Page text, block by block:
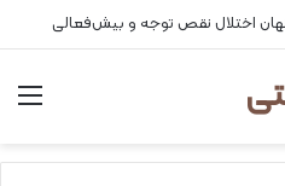
اختلال نقص توجه و بیش‌فعالی